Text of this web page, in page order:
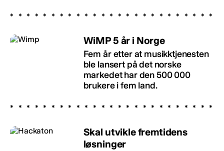
WiMP 5 år i Norge
Fem år etter at musikktjenesten
ble lansert på det norske
markedet har den 500 000
brukere i fem land.
Skal utvikle fremtidens
løsninger